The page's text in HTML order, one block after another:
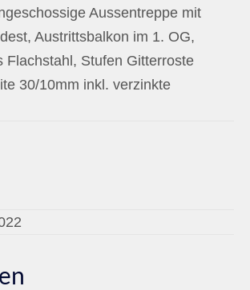
Aussentreppe mit
Austrittsbalkon im 1. OG,
Flachstahl, Stufen Gitterroste
30/10mm inkl. verzinkte